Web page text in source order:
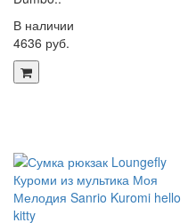
В наличии
4636 руб.